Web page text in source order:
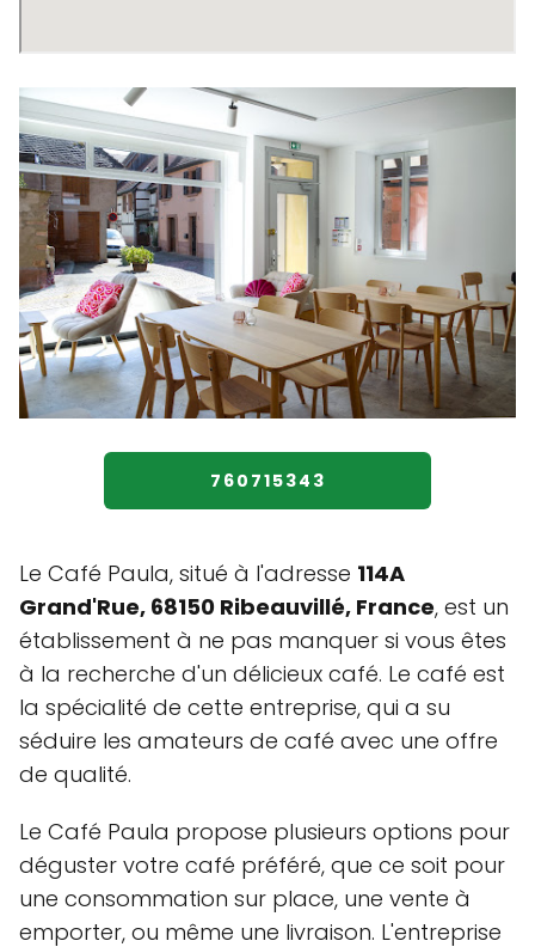
760715343
Le Café Paula, situé à l'adresse 114A
Grand'Rue, 68150 Ribeauvillé, France, est un
établissement à ne pas manquer si vous êtes
à la recherche d'un délicieux café. Le café est
la spécialité de cette entreprise, qui a su
séduire les amateurs de café avec une offre
de qualité.
Le Café Paula propose plusieurs options pour
déguster votre café préféré, que ce soit pour
une consommation sur place, une vente à
emporter, ou même une livraison. L'entreprise